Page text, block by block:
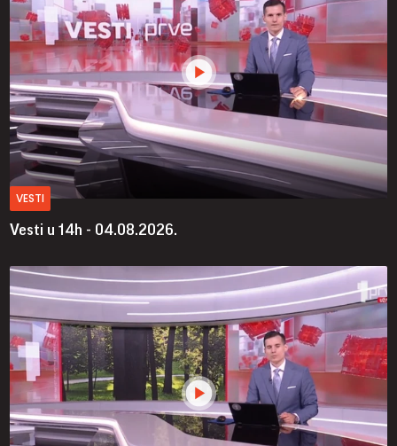
VESTI
Vesti u 14h - 04.08.2026.